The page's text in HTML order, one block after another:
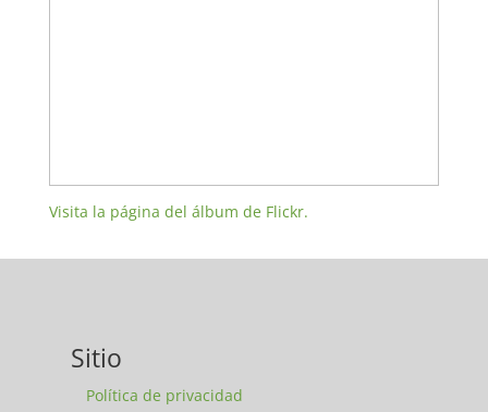
Visita la página del álbum de Flickr.
Sitio
Política de privacidad